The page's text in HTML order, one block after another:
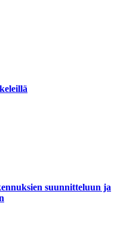
suunnitteluun ja